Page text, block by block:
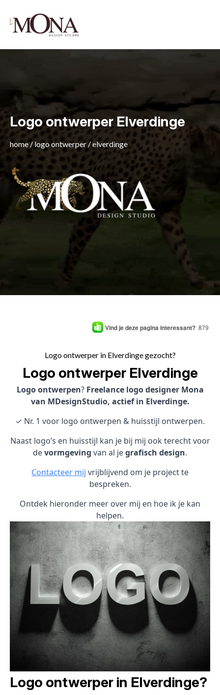
Logo ontwerper Elverdinge
home/ logo ontwerper /elverdinge
Vind je deze pagina interessant? 879
Logo ontwerper in Elverdinge gezocht?
Logo ontwerper Elverdinge
Logo ontwerpen? Freelance logo designer Mona
van MDesignStudio, actief in Elverdinge.
✓ Nr. 1 voor logo ontwerpen & huisstijl ontwerpen.
Naast logo’s en huisstijl kan je bij mij ook terecht voor
devormgeving van al jegrafisch design.
Contacteer mij vrijblijvend om je project te
bespreken.
Ontdek hieronder meer over mij en hoe ik je kan
helpen.
Logo ontwerper in Elverdinge?